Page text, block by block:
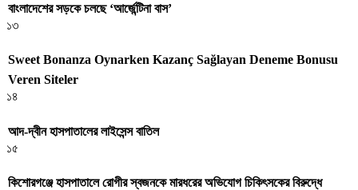
বাংলাদেশের সড়কে চলছে ‘আর্জেন্টিনা বাস’
১৩
Sweet Bonanza Oynarken Kazanç Sağlayan Deneme Bonusu
Veren Siteler
১৪
আদ-দ্বীন হাসপাতালের লাইসেন্স বাতিল
১৫
কিশোরগঞ্জে হাসপাতালে রোগীর স্বজনকে মারধরের অভিযোগ চিকিৎসকের বিরুদ্ধে